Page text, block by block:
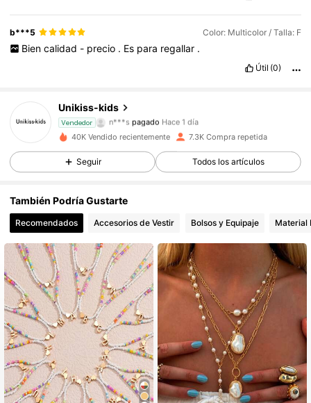
b***5 Color: Multicolor / Talla: F
Bien calidad - precio . Es para regallar .
Útil (0)
Unikiss-kids
Vendedor
4,87
e***lseguido hace Hace 1 día
4,87
1K Seguidores
4,87 1K Seguidores
4,87 1K Seguidores
4,87 1K Seguidores
4,87 1K Seguidores
4,87 1K Seguidores
4,87 1K Seguidores
40K Vendido recientemente 7.3K Compra repetida
Seguir Todos los artículos
También Podría Gustarte
Recomendados Accesorios de Vestir Bolsos y Equipaje Material